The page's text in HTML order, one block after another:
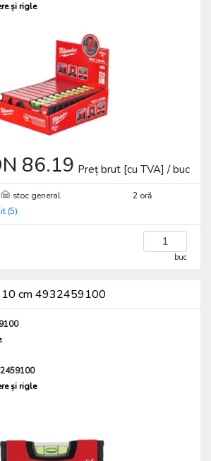
și rigle
86.19 Preț brut [cu TVA] / buc
stoc general
2 oră
(5)
buc
10 cm 4932459100
și rigle